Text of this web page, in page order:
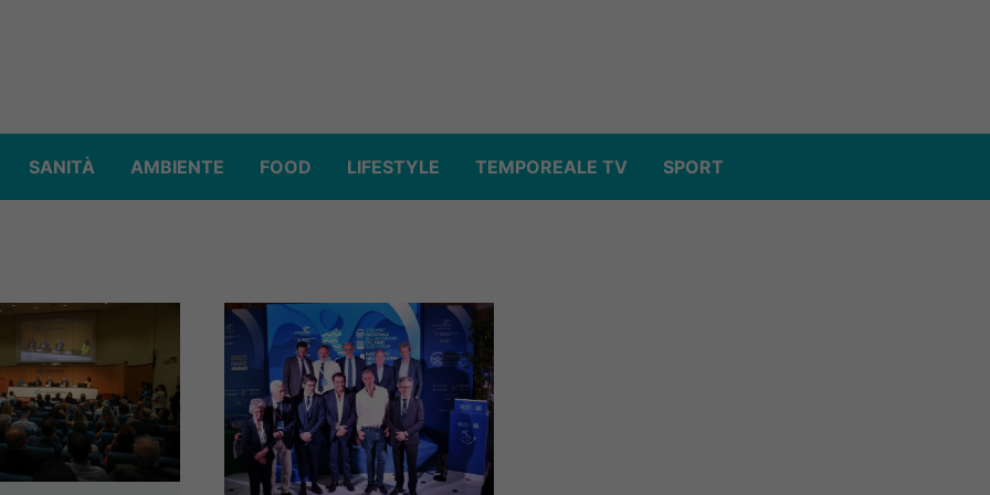
SANITÀ AMBIENTE FOOD LIFESTYLE TEMPOREALE TV SPORT